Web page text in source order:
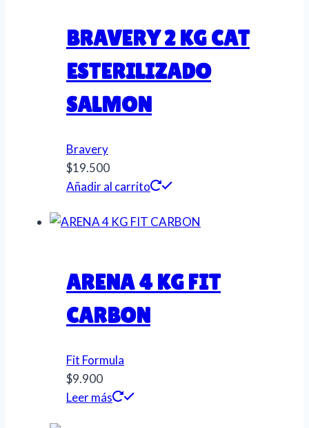
BRAVERY 2 KG CAT
ESTERILIZADO
SALMON
Bravery
$19.500
Añadir al carrito
ARENA 4 KG FIT
CARBON
Fit Formula
$9.900
Leer más